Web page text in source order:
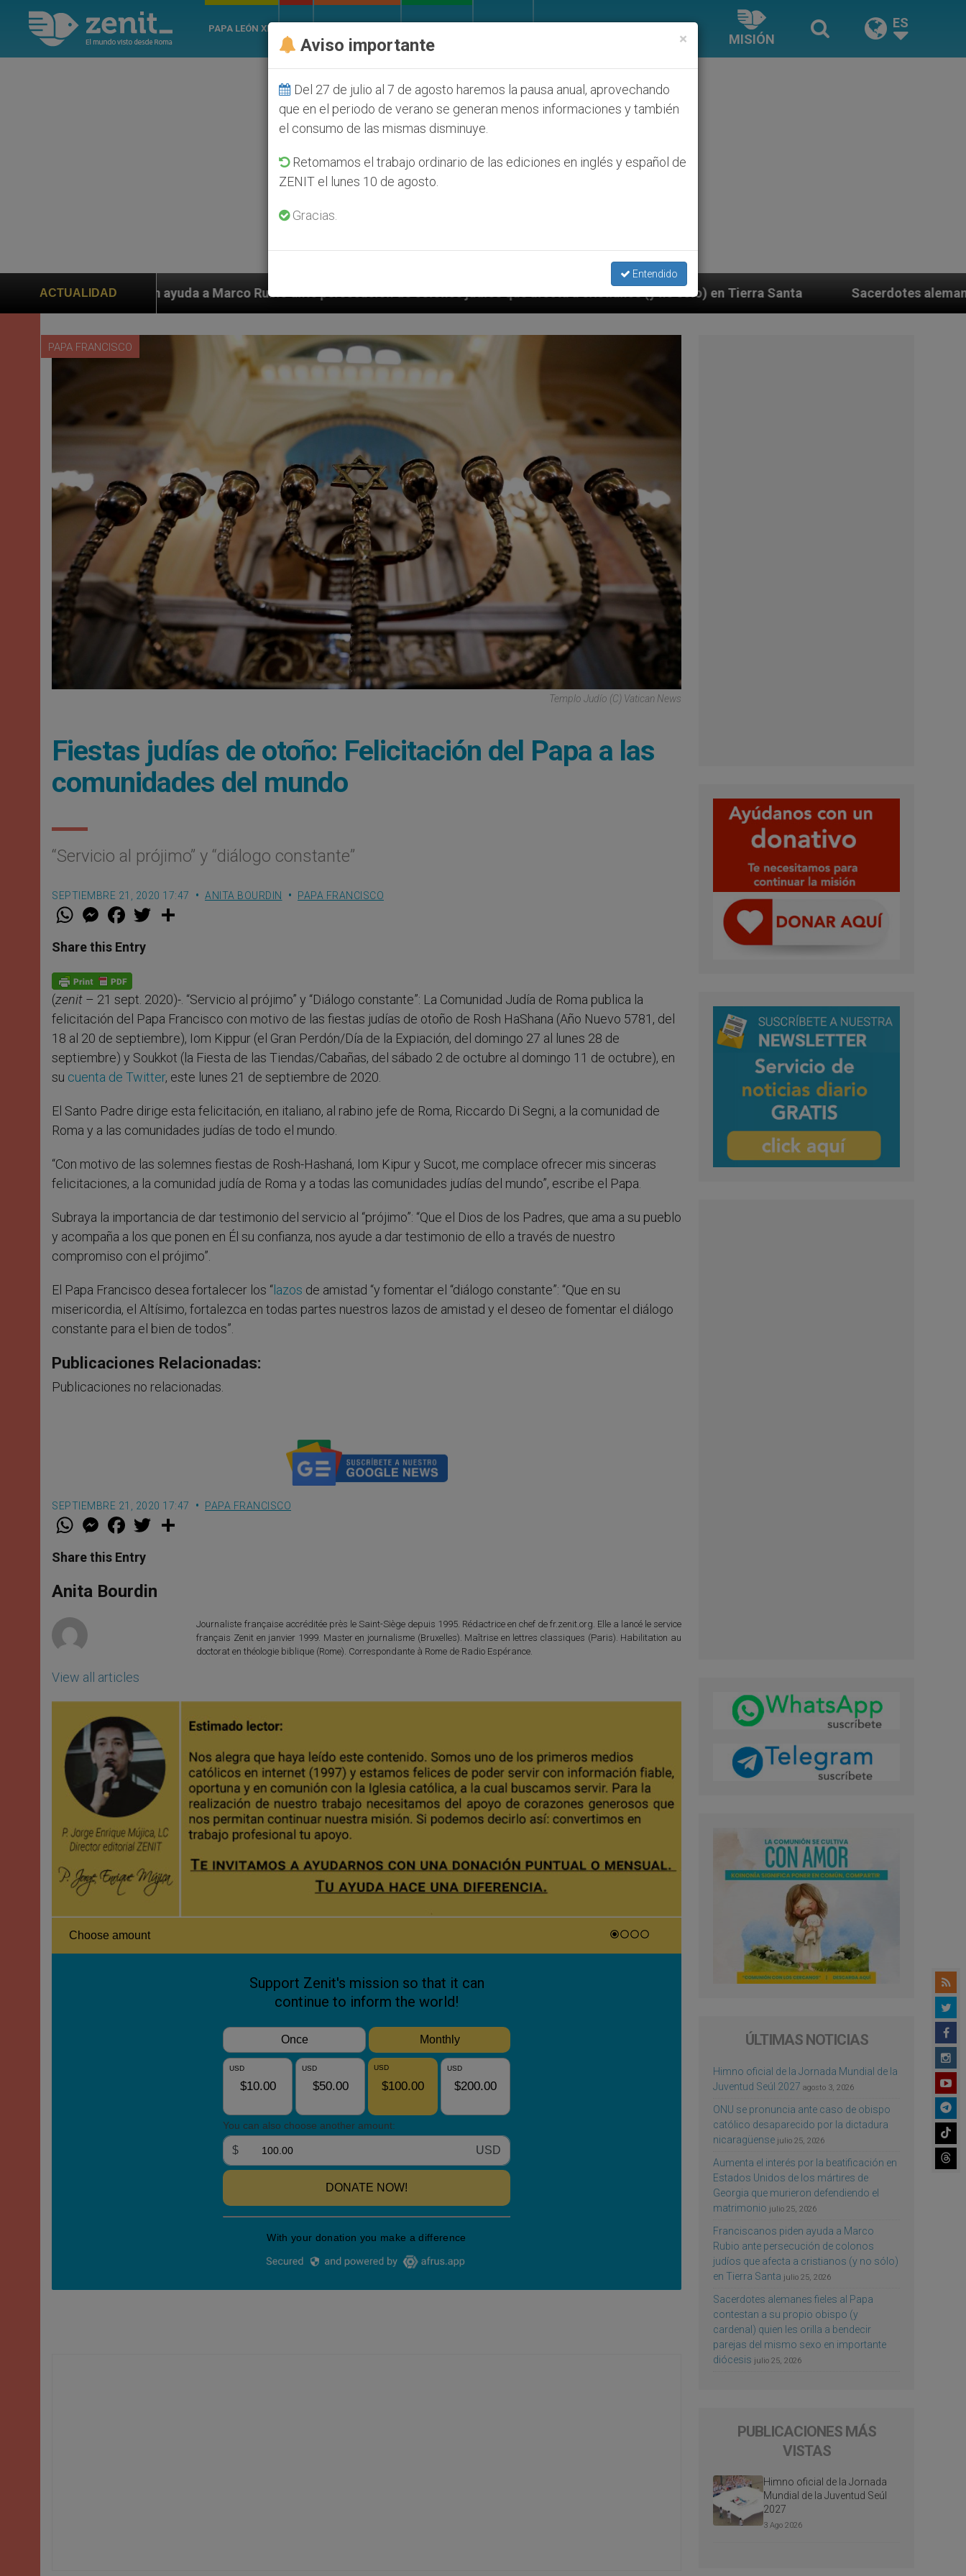
PAPA LEÓN XIV
MISIÓN
ES
ACTUALIDAD
a Marco Rubio ante persecución de colonos judíos que afecta a cristianos (y no sólo) en Tierra Santa Sacerdotes alemanes fieles al Papa
PAPA FRANCISCO
Templo Judío (C) Vatican News
Fiestas judías de otoño: Felicitación del Papa a las
comunidades del mundo
“Servicio al prójimo” y “diálogo constante”
SEPTIEMBRE 21, 2020 17:47 ANITA BOURDIN PAPA FRANCISCO
W
t
s
p
p
M
e
s
e
g
e
r
F
a
e
b
o
k
w
Share this Entry
(zenit – 21 sept. 2020)-. “Servicio al prójimo” y “Diálogo constante”: La Comunidad Judía de Roma publica la
felicitación del Papa Francisco con motivo de las fiestas judías de otoño de Rosh HaShana (Año Nuevo 5781, del
18 al 20 de septiembre), Iom Kippur (el Gran Perdón/Día de la Expiación, del domingo 27 al lunes 28 de
septiembre) y Soukkot (la Fiesta de las Tiendas/Cabañas, del sábado 2 de octubre al domingo 11 de octubre), en
su cuenta de Twitter, este lunes 21 de septiembre de 2020.
El Santo Padre dirige esta felicitación, en italiano, al rabino jefe de Roma, Riccardo Di Segni, a la comunidad de
Roma y a las comunidades judías de todo el mundo.
“Con motivo de las solemnes fiestas de Rosh-Hashaná, Iom Kipur y Sucot, me complace ofrecer mis sinceras
felicitaciones, a la comunidad judía de Roma y a todas las comunidades judías del mundo”, escribe el Papa.
Subraya la importancia de dar testimonio del servicio al “prójimo”: “Que el Dios de los Padres, que ama a su pueblo
y acompaña a los que ponen en Él su confianza, nos ayude a dar testimonio de ello a través de nuestro
compromiso con el prójimo”.
El Papa Francisco desea fortalecer los “ lazos de amistad “y fomentar el “diálogo constante”: “Que en su
misericordia, el Altísimo, fortalezca en todas partes nuestros lazos de amistad y el deseo de fomentar el diálogo
constante para el bien de todos”.
Publicaciones Relacionadas:
Publicaciones no relacionadas.
SEPTIEMBRE 21, 2020 17:47 PAPA FRANCISCO
W
t
s
p
p
M
e
s
e
g
e
F
a
e
b
o
k
w
r
Share this Entry
Anita Bourdin
View all articles
Journaliste française accréditée près le Saint-Siège depuis 1995. Rédactrice en chef de fr.zenit.org. Elle a lancé le service
français Zenit en janvier 1999. Master en journalisme (Bruxelles). Maîtrise en lettres classiques (Paris). Habilitation au
doctorat en théologie biblique (Rome). Correspondante à Rome de Radio Espérance.
ÚLTIMAS NOTICIAS
Himno oficial de la Jornada Mundial de la
Juventud Seúl 2027 agosto 3, 2026
ONU se pronuncia ante caso de obispo
católico desaparecido por la dictadura
nicaragüense julio 25, 2026
Aumenta el interés por la beatificación en
Estados Unidos de los mártires de
Georgia que murieron defendiendo el
matrimonio julio 25, 2026
Franciscanos piden ayuda a Marco
Rubio ante persecución de colonos
judíos que afecta a cristianos (y no sólo)
en Tierra Santa julio 25, 2026
Sacerdotes alemanes fieles al Papa
contestan a su propio obispo (y
cardenal) quien les orilla a bendecir
parejas del mismo sexo en importante
diócesis julio 25, 2026
PUBLICACIONES MÁS
VISTAS
Himno oficial de la Jornada
Mundial de la Juventud Seúl
2027
3 Ago 2026
×
Aviso importante
Del 27 de julio al 7 de agosto haremos la pausa anual, aprovechando
que en el periodo de verano se generan menos informaciones y también
el consumo de las mismas disminuye.
Retomamos el trabajo ordinario de las ediciones en inglés y español de
ZENIT el lunes 10 de agosto.
Gracias.
Entendido